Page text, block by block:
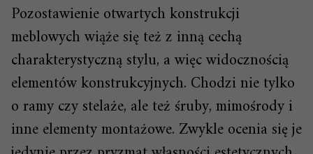
Pozostawienie otwartych konstrukcji
meblowych wiąże się też z inną cechą
charakterystyczną stylu, a więc widocznością
elementów konstrukcyjnych. Chodzi nie tylko
o ramy czy stelaże, ale też śruby, mimośrody i
inne elementy montażowe. Zwykle ocenia się je